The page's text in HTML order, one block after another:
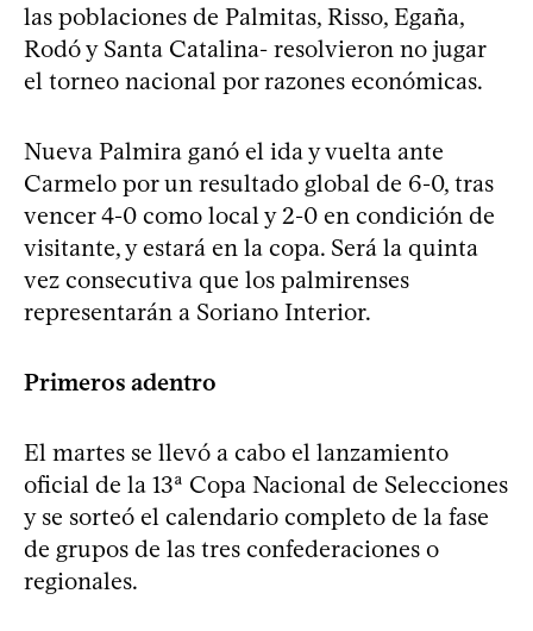
las poblaciones de Palmitas, Risso, Egaña,
Rodó y Santa Catalina- resolvieron no jugar
el torneo nacional por razones económicas.
Nueva Palmira ganó el ida y vuelta ante
Carmelo por un resultado global de 6-0, tras
vencer 4-0 como local y 2-0 en condición de
visitante, y estará en la copa. Será la quinta
vez consecutiva que los palmirenses
representarán a Soriano Interior.
Primeros adentro
El martes se llevó a cabo el lanzamiento
oficial de la 13ª Copa Nacional de Selecciones
y se sorteó el calendario completo de la fase
de grupos de las tres confederaciones o
regionales.